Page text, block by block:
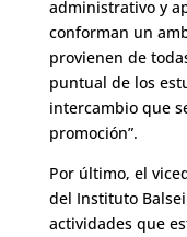
administrativo y
conforman un
provienen de
puntual de los
intercambio que
promoción”.
Por último, el
del Instituto
actividades que